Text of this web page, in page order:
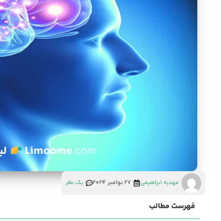
مهدیه ابراهیمی 27 نوامبر 2024 یک نظر
فهرست مطالب